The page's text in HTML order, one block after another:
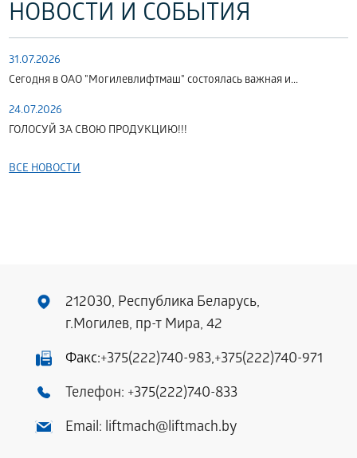
НОВОСТИ И СОБЫТИЯ
31.07.2026
Сегодня в ОАО "Могилевлифтмаш" состоялась важная и...
24.07.2026
ГОЛОСУЙ ЗА СВОЮ ПРОДУКЦИЮ!!!
ВСЕ НОВОСТИ
212030, Республика Беларусь,
г.Могилев, пр-т Мира, 42
Факс:+375(222)740-983,+375(222)740-971
Телефон: +375(222)740-833
Email: liftmach@liftmach.by